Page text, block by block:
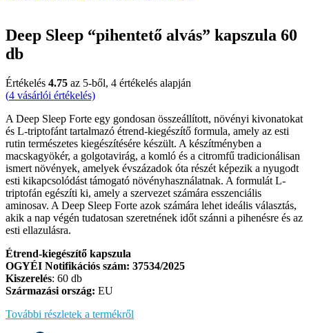
Deep Sleep “pihentető alvás” kapszula 60
db
Értékelés 4.75 az 5-ből, 4 értékelés alapján
(4 vásárlói értékelés)
A Deep Sleep Forte egy gondosan összeállított, növényi kivonatokat
és L-triptofánt tartalmazó étrend-kiegészítő formula, amely az esti
rutin természetes kiegészítésére készült. A készítményben a
macskagyökér, a golgotavirág, a komló és a citromfű tradicionálisan
ismert növények, amelyek évszázadok óta részét képezik a nyugodt
esti kikapcsolódást támogató növényhasználatnak. A formulát L-
triptofán egészíti ki, amely a szervezet számára esszenciális
aminosav. A Deep Sleep Forte azok számára lehet ideális választás,
akik a nap végén tudatosan szeretnének időt szánni a pihenésre és az
esti ellazulásra.
Étrend-kiegészítő kapszula
OGYÉI Notifikációs szám: 37534/2025
Kiszerelés: 60 db
Származási ország: EU
További részletek a termékről